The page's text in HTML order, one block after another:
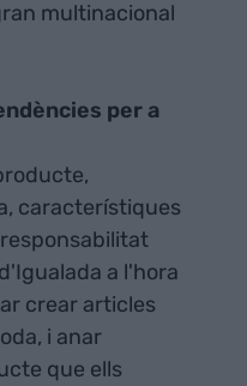
multinacional
per a
característiques
a l'hora
crear articles
i anar
que ells